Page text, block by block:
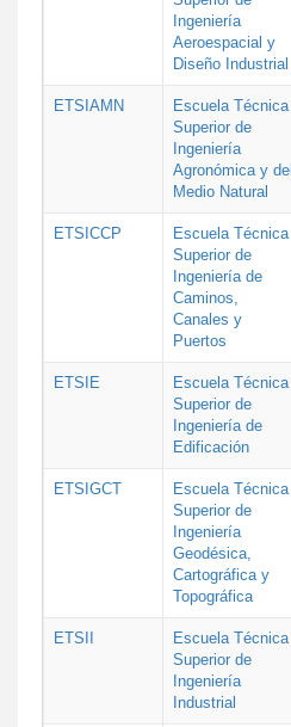
Ingeniería
Aeroespacial y
Diseño Industrial
ETSIAMN
Escuela Técnica
Superior de
Ingeniería
Agronómica y del
Medio Natural
ETSICCP
Escuela Técnica
Superior de
Ingeniería de
Caminos,
Canales y
Puertos
ETSIE
Escuela Técnica
Superior de
Ingeniería de
Edificación
ETSIGCT
Escuela Técnica
Superior de
Ingeniería
Geodésica,
Cartográfica y
Topográfica
ETSII
Escuela Técnica
Superior de
Ingeniería
Industrial